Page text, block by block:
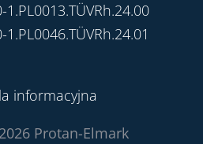
1.PL0013.TÜVRh.24.00
informacyjna
Protan-Elmark